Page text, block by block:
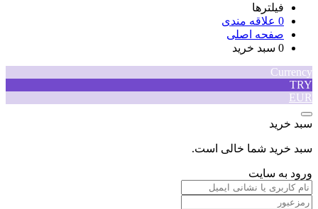
فیلترها
0 علاقه مندی
صفحه اصلی
0 سبد خرید
Currency
TRY
EUR
سبد خرید
سبد خرید شما خالی است.
ورود به سایت